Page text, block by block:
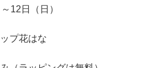
12日（日）
プ花はな